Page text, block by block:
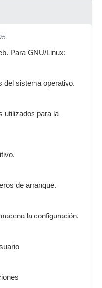
Para GNU/Linux:
del sistema operativo.
utilizados para la
de arranque.
la configuración.